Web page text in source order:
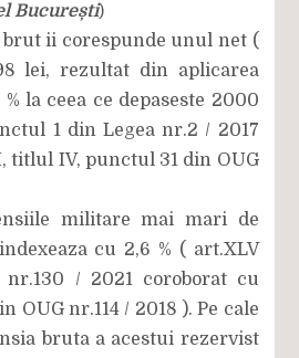
București)
ii corespunde unul net (
lei, rezultat din aplicarea
la ceea ce depaseste 2000
1 din Legea nr.2 / 2017
titlul IV, punctul 31 din OUG
militare mai mari de
cu 2,6 % ( art.XLV
nr.130 / 2021 coroborat cu
OUG nr.114 / 2018 ). Pe cale
bruta a acestui rezervist